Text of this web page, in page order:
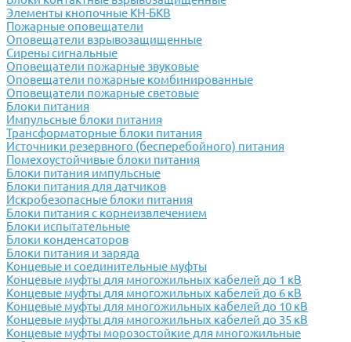
Элементы кнопочные КН-БКВ
Пожарные оповещатели
Оповещатели взрывозащищенные
Сирены сигнальные
Оповещатели пожарные звуковые
Оповещатели пожарные комбинированные
Оповещатели пожарные световые
Блоки питания
Импульсные блоки питания
Трансформаторные блоки питания
Источники резервного (бесперебойного) питания
Помехоустойчивые блоки питания
Блоки питания импульсные
Блоки питания для датчиков
Искробезопасные блоки питания
Блоки питания с корнеизвлечением
Блоки испытательные
Блоки конденсаторов
Блоки питания и заряда
Концевые и соединительные муфты
Концевые муфты для многожильных кабелей до 1 кВ
Концевые муфты для многожильных кабелей до 6 кВ
Концевые муфты для многожильных кабелей до 10 кВ
Концевые муфты для многожильных кабелей до 35 кВ
Концевые муфты морозостойкие для многожильные